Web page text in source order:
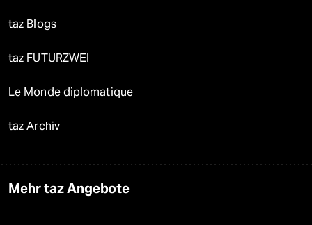
taz Blogs
taz FUTURZWEI
Le Monde diplomatique
taz Archiv
Mehr taz Angebote